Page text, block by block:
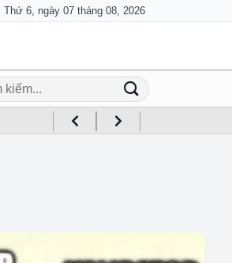
Thứ 6, ngày 07 tháng 08, 2026